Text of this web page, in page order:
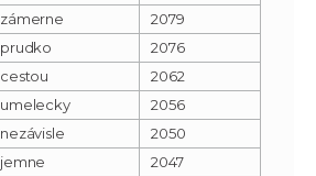
zámerne
2079
prudko
2076
cestou
2062
umelecky
2056
nezávisle
2050
jemne
2047